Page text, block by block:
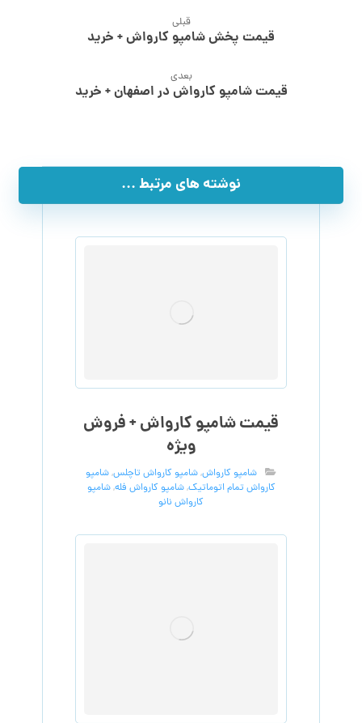
قبلی
قیمت پخش شامپو کارواش + خرید
بعدی
قیمت شامپو کارواش در اصفهان + خرید
نوشته های مرتبط ...
قیمت شامپو کارواش + فروش
ویژه
شامپو کارواش,شامپو کارواش تاچلس,شامپو
کارواش تمام اتوماتیک,شامپو کارواش فله,شامپو
کارواش نانو